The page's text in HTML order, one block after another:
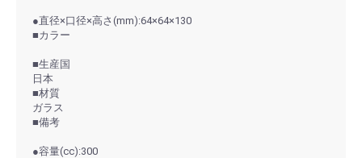
●直径×口径×高さ(mm):64×64×130
■カラー
■生産国
日本
■材質
ガラス
■備考
●容量(cc):300